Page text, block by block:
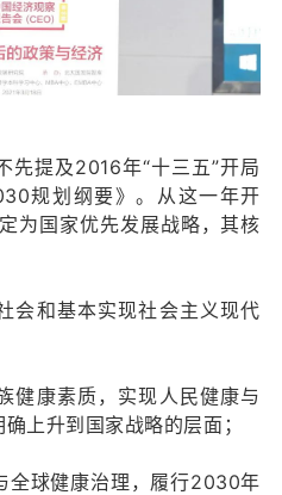
先提及2016年“十三五”开局
规划纲要》。从这一年开
为国家优先发展战略，其核
会和基本实现社会主义现代
健康素质，实现人民健康与
上升到国家战略的层面；
全球健康治理，履行2030年